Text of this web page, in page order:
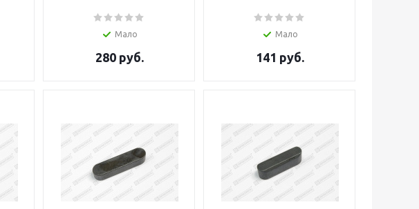
Мало
280 руб.
Мало
141 руб.